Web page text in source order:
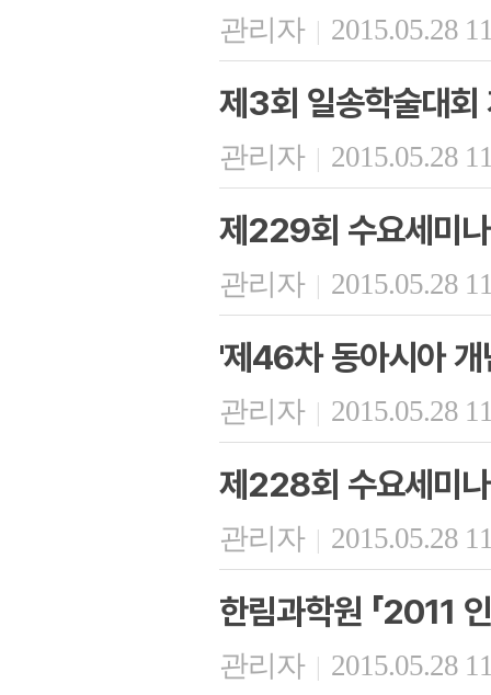
관리자 | 2015.05.28
제3회 일송학술대회
관리자 | 2015.05.28
제229회 수요세미
관리자 | 2015.05.28
'제46차 동아시아
관리자 | 2015.05.28
제228회 수요세미
관리자 | 2015.05.28
한림과학원 「2011
관리자 | 2015.05.28